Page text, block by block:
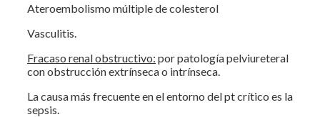
Ateroembolismo múltiple de colesterol
Vasculitis.
Fracaso renal obstructivo: por patología pelviureteral
con obstrucción extrínseca o intrínseca.
La causa más frecuente en el entorno del pt crítico es la
sepsis.